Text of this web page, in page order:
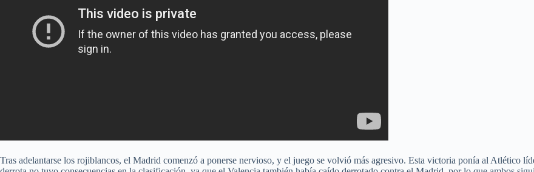
Tras adelantarse los rojiblancos, el Madrid comenzó a ponerse nervioso, y el juego se volvió más agresivo. Esta victoria ponía al Atlético